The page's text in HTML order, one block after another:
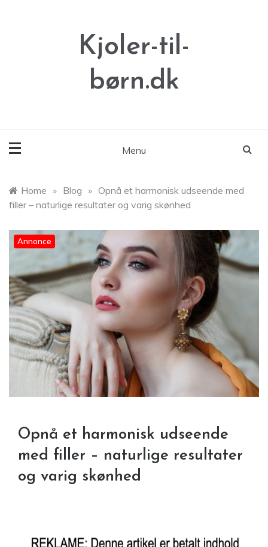
Kjoler-til-
børn.dk
Menu
Home » Blog » Opnå et harmonisk udseende med
filler – naturlige resultater og varig skønhed
Annonce
Opnå et harmonisk udseende
med filler – naturlige resultater
og varig skønhed